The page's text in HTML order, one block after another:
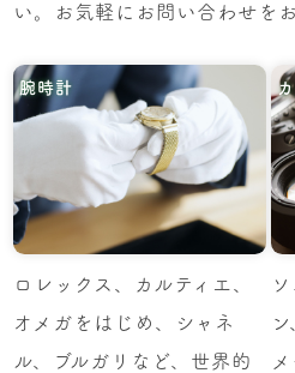
い。お気軽にお問い合わせを
腕時計
ロレックス、カルティエ、
オメガをはじめ、シャネ
ル、ブルガリなど、世界的